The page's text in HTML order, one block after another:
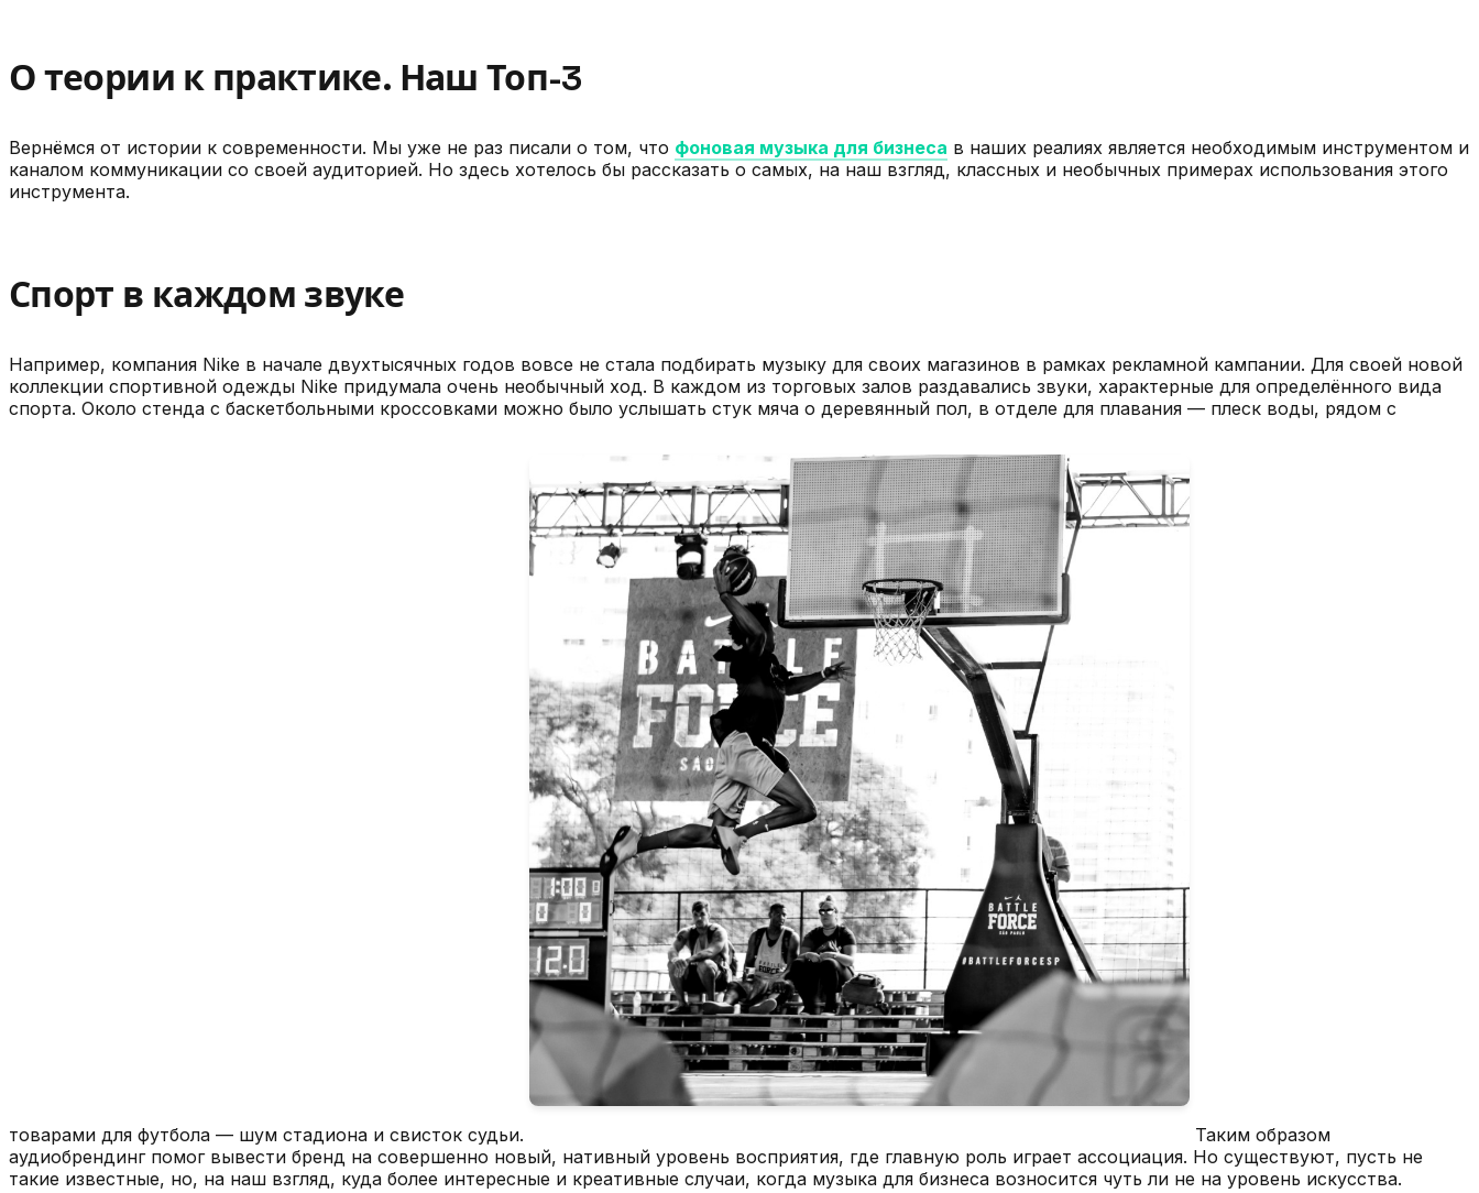
О теории к практике. Наш Топ-3
Вернёмся от истории к современности. Мы уже не раз писали о том, что фоновая музыка для бизнеса в наших реалиях является необходимым инструментом и
каналом коммуникации со своей аудиторией. Но здесь хотелось бы рассказать о самых, на наш взгляд, классных и необычных примерах использования этого
инструмента.
Спорт в каждом звуке
Например, компания Nike в начале двухтысячных годов вовсе не стала подбирать музыку для своих магазинов в рамках рекламной кампании. Для своей новой
коллекции спортивной одежды Nike придумала очень необычный ход. В каждом из торговых залов раздавались звуки, характерные для определённого вида
спорта. Около стенда с баскетбольными кроссовками можно было услышать стук мяча о деревянный пол, в отделе для плавания — плеск воды, рядом с
товарами для футбола — шум стадиона и свисток судьи.
Таким образом
аудиобрендинг помог вывести бренд на совершенно новый, нативный уровень восприятия, где главную роль играет ассоциация. Но существуют, пусть не
такие известные, но, на наш взгляд, куда более интересные и креативные случаи, когда музыка для бизнеса возносится чуть ли не на уровень искусства.